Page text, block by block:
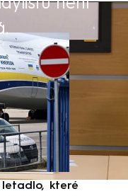
letadlo, které